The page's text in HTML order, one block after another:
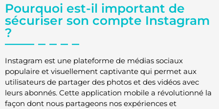
Pourquoi est-il important de
sécuriser son compte Instagram
?
Instagram est une plateforme de médias sociaux
populaire et visuellement captivante qui permet aux
utilisateurs de partager des photos et des vidéos avec
leurs abonnés. Cette application mobile a révolutionné la
façon dont nous partageons nos expériences et